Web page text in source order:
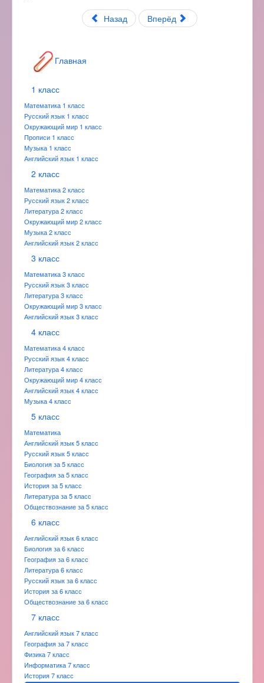
Назад Вперёд
Главная
1 класс
Математика 1 класс
Русский язык 1 класс
Окружающий мир 1 класс
Прописи 1 класс
Музыка 1 класс
Английский язык 1 класс
2 класс
Математика 2 класс
Русский язык 2 класс
Литература 2 класс
Окружающий мир 2 класс
Музыка 2 класс
Английский язык 2 класс
3 класс
Математика 3 класс
Русский язык 3 класс
Литература 3 класс
Окружающий мир 3 класс
Английский язык 3 класс
4 класс
Математика 4 класс
Русский язык 4 класс
Литература 4 класс
Окружающий мир 4 класс
Английский язык 4 класс
Музыка 4 класс
5 класс
Математика
Английский язык 5 класс
Русский язык 5 класс
Биология за 5 класс
География за 5 класс
История за 5 класс
Литература за 5 класс
Обществознание за 5 класс
6 класс
Английский язык 6 класс
Биология за 6 класс
География за 6 класс
Литература 6 класс
Русский язык за 6 класс
История за 6 класс
Обществознание за 6 класс
7 класс
Английский язык 7 класс
География за 7 класс
Физика 7 класс
Информатика 7 класс
История 7 класс